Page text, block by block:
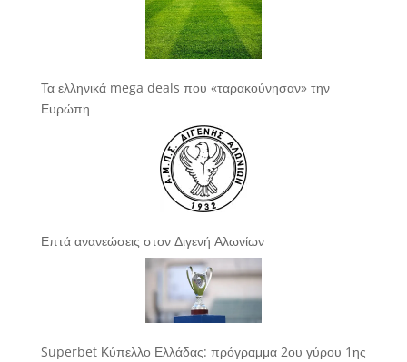
Τα ελληνικά mega deals που «ταρακούνησαν» την
Ευρώπη
Επτά ανανεώσεις στον Διγενή Αλωνίων
Superbet Κύπελλο Ελλάδας: πρόγραμμα 2ου γύρου 1ης